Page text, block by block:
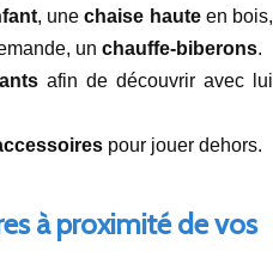
, unechaise hauteen bois,
un chauffe-biberons.
afin de découvrir avec lui
pour jouer dehors.
à proximité de vos